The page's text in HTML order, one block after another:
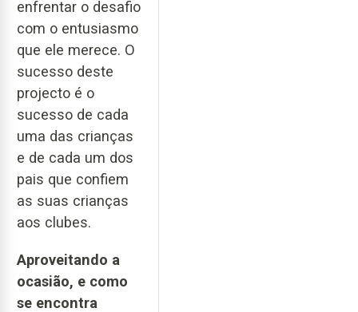
enfrentar o desafio
com o entusiasmo
que ele merece. O
sucesso deste
projecto é o
sucesso de cada
uma das crianças
e de cada um dos
pais que confiem
as suas crianças
aos clubes.
Aproveitando a
ocasião, e como
se encontra